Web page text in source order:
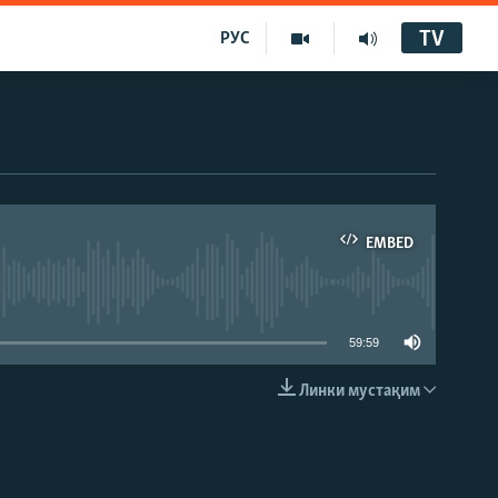
РУС TV
EMBED
EMBED
59:59
Линки мустақим